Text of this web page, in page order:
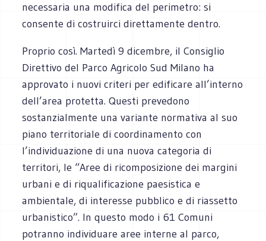
necessaria una modifica del perimetro: si
consente di costruirci direttamente dentro.
Proprio così. Martedì 9 dicembre, il Consiglio
Direttivo del Parco Agricolo Sud Milano ha
approvato i nuovi criteri per edificare all’interno
dell’area protetta. Questi prevedono
sostanzialmente una variante normativa al suo
piano territoriale di coordinamento con
l’individuazione di una nuova categoria di
territori, le “Aree di ricomposizione dei margini
urbani e di riqualificazione paesistica e
ambientale, di interesse pubblico e di riassetto
urbanistico”. In questo modo i 61 Comuni
potranno individuare aree interne al parco,